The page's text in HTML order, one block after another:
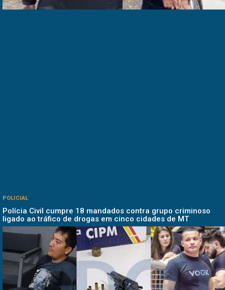
POLICIAL
Polícia Civil cumpre 18 mandados contra grupo criminoso
ligado ao tráfico de drogas em cinco cidades de MT